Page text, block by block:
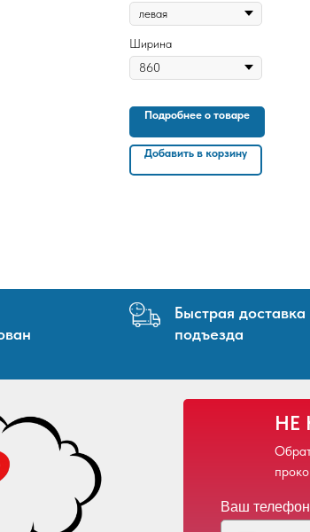
Ширина
Подробнее о товаре
Добавить в корзину
Быстрая доставка
подъезда
НЕ
Ваш телефон